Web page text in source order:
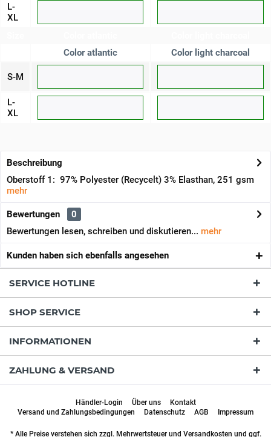
L-
XL
Color atlantic
Color light charcoal
S-M
L-
XL
Beschreibung
Oberstoff 1: 97% Polyester (Recycelt) 3% Elasthan, 251 gsm
mehr
Bewertungen
0
Bewertungen lesen, schreiben und diskutieren... mehr
Kunden haben sich ebenfalls angesehen
SERVICE HOTLINE
SHOP SERVICE
INFORMATIONEN
ZAHLUNG & VERSAND
Händler-Login Über uns
Kontakt
Versand und Zahlungsbedingungen
Datenschutz AGB Impressum
* Alle Preise verstehen sich zzgl. Mehrwertsteuer und Versandkosten und ggf.